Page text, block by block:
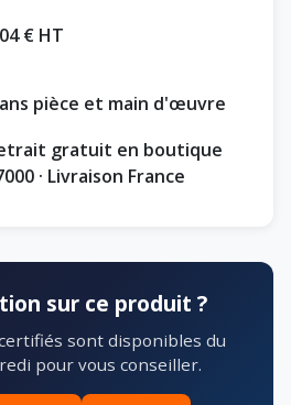
€ HT
pièce et main d'œuvre
gratuit en boutique
· Livraison France
sur ce produit ?
sont disponibles du
pour vous conseiller.